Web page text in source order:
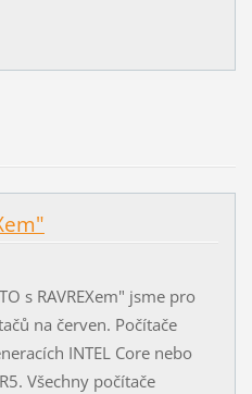
s RAVREXem" jsme pro
na červen. Počítače
INTEL Core nebo
Všechny počítače